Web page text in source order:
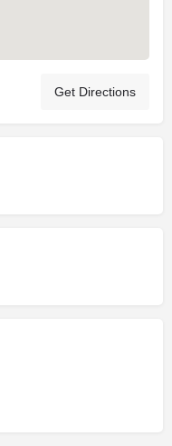
Get Directions